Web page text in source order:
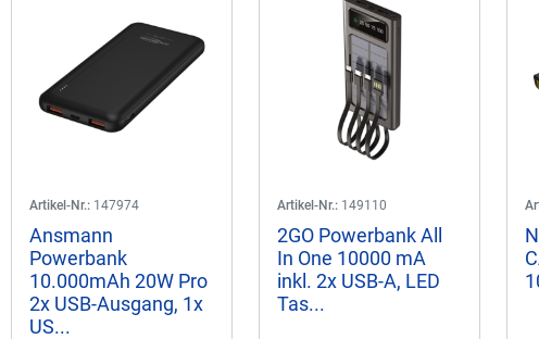
Artikel-Nr.: 147974
Ansmann
Powerbank
10.000mAh 20W Pro
2x USB-Ausgang, 1x
US...
Artikel-Nr.: 149110
2GO Powerbank All
In One 10000 mA
inkl. 2x USB-A, LED
Tas...